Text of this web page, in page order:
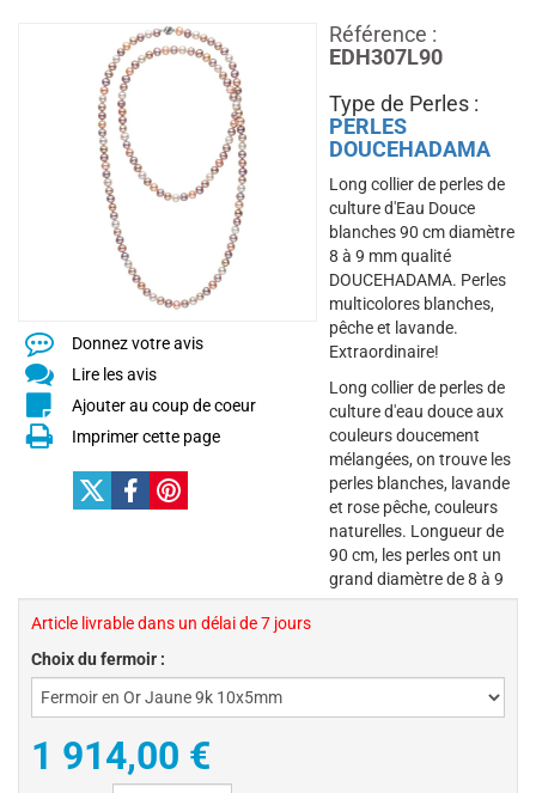
Donnez votre avis
Lire les avis
Ajouter au coup de coeur
Imprimer cette page
Article livrable dans un délai de 7 jours
Choix du fermoir :
1 914,00 €
Référence :
EDH307L90
Type de Perles :
PERLES
DOUCEHADAMA
Long collier de perles de
culture d'Eau Douce
blanches 90 cm diamètre
8 à 9 mm qualité
DOUCEHADAMA. Perles
multicolores blanches,
pêche et lavande.
Extraordinaire!
Long collier de perles de
culture d'eau douce aux
couleurs doucement
mélangées, on trouve les
perles blanches, lavande
et rose pêche, couleurs
naturelles. Longueur de
90 cm, les perles ont un
grand diamètre de 8 à 9